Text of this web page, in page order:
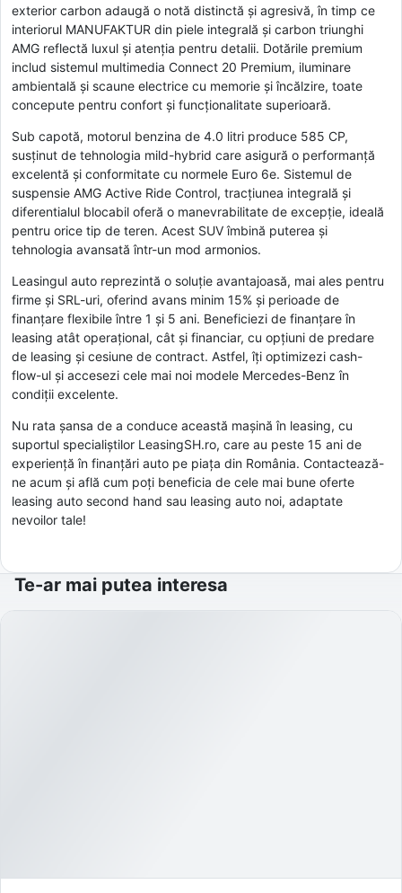
exterior carbon adaugă o notă distinctă și agresivă, în timp ce
interiorul MANUFAKTUR din piele integrală și carbon triunghi
AMG reflectă luxul și atenția pentru detalii. Dotările premium
includ sistemul multimedia Connect 20 Premium, iluminare
ambientală și scaune electrice cu memorie și încălzire, toate
concepute pentru confort și funcționalitate superioară.
Sub capotă, motorul benzina de 4.0 litri produce 585 CP,
susținut de tehnologia mild-hybrid care asigură o performanță
excelentă și conformitate cu normele Euro 6e. Sistemul de
suspensie AMG Active Ride Control, tracțiunea integrală și
diferentialul blocabil oferă o manevrabilitate de excepție, ideală
pentru orice tip de teren. Acest SUV îmbină puterea și
tehnologia avansată într-un mod armonios.
Leasingul auto reprezintă o soluție avantajoasă, mai ales pentru
firme și SRL-uri, oferind avans minim 15% și perioade de
finanțare flexibile între 1 și 5 ani. Beneficiezi de finanțare în
leasing atât operațional, cât și financiar, cu opțiuni de predare
de leasing și cesiune de contract. Astfel, îți optimizezi cash-
flow-ul și accesezi cele mai noi modele Mercedes-Benz în
condiții excelente.
Nu rata șansa de a conduce această mașină în leasing, cu
suportul specialiștilor LeasingSH.ro, care au peste 15 ani de
experiență în finanțări auto pe piața din România. Contactează-
ne acum și află cum poți beneficia de cele mai bune oferte
leasing auto second hand sau leasing auto noi, adaptate
nevoilor tale!
Te-ar mai putea interesa